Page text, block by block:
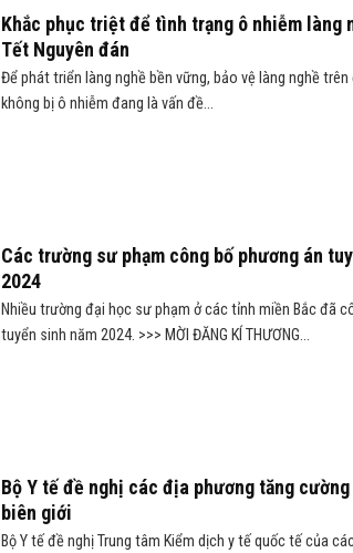
Khắc phục triệt để tình trạng ô nhiễm làng
Tết Nguyên đán
Để phát triển làng nghề bền vững, bảo vệ làng nghề trên
không bị ô nhiễm đang là vấn đề...
Các trường sư phạm công bố phương án
2024
Nhiều trường đại học sư phạm ở các tỉnh miền Bắc đã
tuyển sinh năm 2024. >>> MỜI ĐĂNG KÍ THƯƠNG...
Bộ Y tế đề nghị các địa phương tăng
biên giới
Bộ Y tế đề nghị Trung tâm Kiểm dịch y tế quốc tế của